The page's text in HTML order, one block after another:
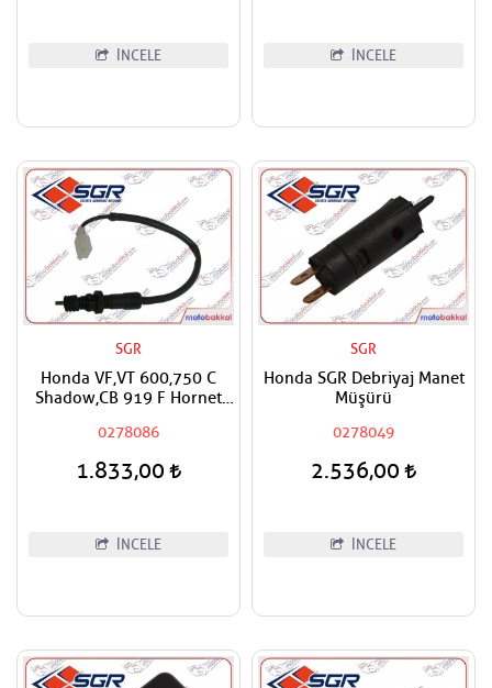
İNCELE İNCELE
SGR
Honda VF,VT 600,750 C
Shadow,CB 919 F Hornet
0278086
1.833,00
İNCELE
SGR
Honda SGR Debriyaj Manet
Müşürü
0278049
2.536,00
İNCELE